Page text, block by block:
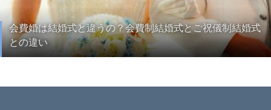
会費婚は結婚式と違うの？会費制結婚式とご祝儀制結婚式
との違い